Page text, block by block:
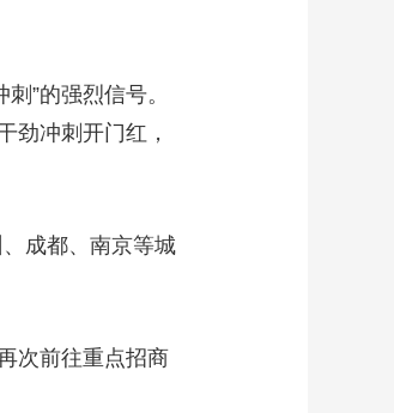
”的强烈信号。
劲冲刺开门红，
成都、南京等城
次前往重点招商